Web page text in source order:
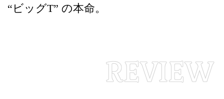
“ビッグT” の本命。